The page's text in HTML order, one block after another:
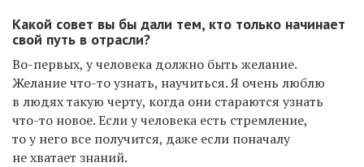
Какой совет вы бы дали тем, кто только начинает
свой путь в отрасли?
Во-первых, у человека должно быть желание.
Желание что-то узнать, научиться. Я очень люблю
в людях такую черту, когда они стараются узнать
что-то новое. Если у человека есть стремление,
то у него все получится, даже если поначалу
не хватает знаний.